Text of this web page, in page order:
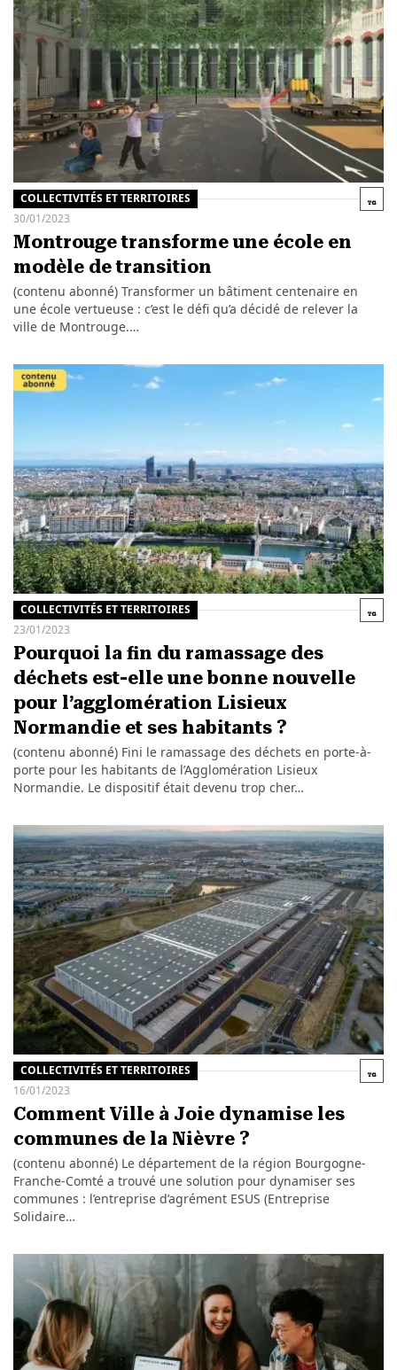
COLLECTIVITÉS ET TERRITOIRES
30/01/2023
Montrouge transforme une école en
modèle de transition
(contenu abonné) Transformer un bâtiment centenaire en
une école vertueuse : c’est le défi qu’a décidé de relever la
ville de Montrouge.…
COLLECTIVITÉS ET TERRITOIRES
23/01/2023
Pourquoi la fin du ramassage des
déchets est-elle une bonne nouvelle
pour l’agglomération Lisieux
Normandie et ses habitants ?
(contenu abonné) Fini le ramassage des déchets en porte-à-
porte pour les habitants de l’Agglomération Lisieux
Normandie. Le dispositif était devenu trop cher…
COLLECTIVITÉS ET TERRITOIRES
16/01/2023
Comment Ville à Joie dynamise les
communes de la Nièvre ?
(contenu abonné) Le département de la région Bourgogne-
Franche-Comté a trouvé une solution pour dynamiser ses
communes : l’entreprise d’agrément ESUS (Entreprise
Solidaire…